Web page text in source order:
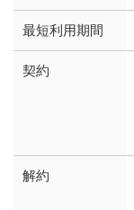
最短利用期間
契約
解約